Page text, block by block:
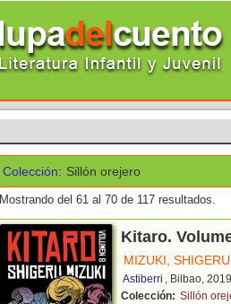
Colección: Sillón orejero
Mostrando del 61 al 70 de 117 resultados.
Kitaro.
MIZUKI, SHIGERU
Astiberri , Bilbao, 2019
Colección: Sillón